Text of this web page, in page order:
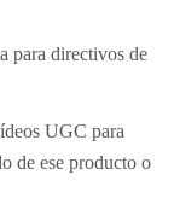
para directivos de
UGC para
de ese producto o